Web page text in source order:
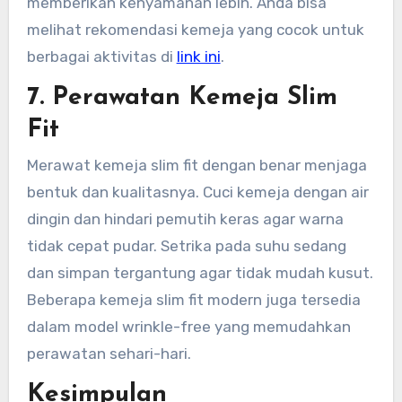
melihat rekomendasi kemeja yang cocok untuk
berbagai aktivitas di link ini.
7. Perawatan Kemeja Slim
Fit
Merawat kemeja slim fit dengan benar menjaga
bentuk dan kualitasnya. Cuci kemeja dengan air
dingin dan hindari pemutih keras agar warna
tidak cepat pudar. Setrika pada suhu sedang
dan simpan tergantung agar tidak mudah kusut.
Beberapa kemeja slim fit modern juga tersedia
dalam model wrinkle-free yang memudahkan
perawatan sehari-hari.
Kesimpulan